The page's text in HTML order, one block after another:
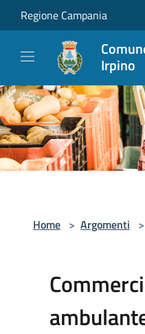
Salta al contenuto principale
Regione Campania
Irpino
Home > Argomenti >